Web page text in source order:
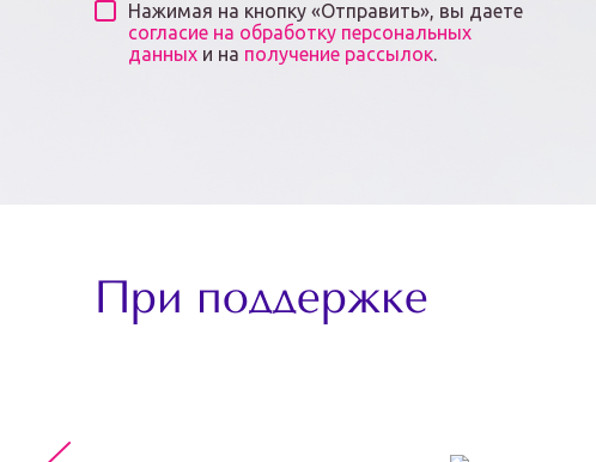
Нажимая на кнопку «Отправить», вы даете
согласие на обработку персональных
данных и на получение рассылок.
При поддержке